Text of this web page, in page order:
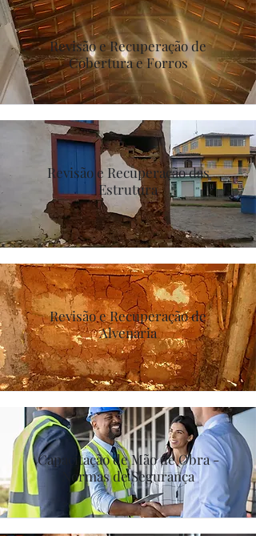
Revisão e Recuperação de
Cobertura e Forros
Revisão e Recuperação das
Estrutura
Revisão e Recuperação de
Alvenaria
Capacitação de Mão de Obra -
Normas de Segurança